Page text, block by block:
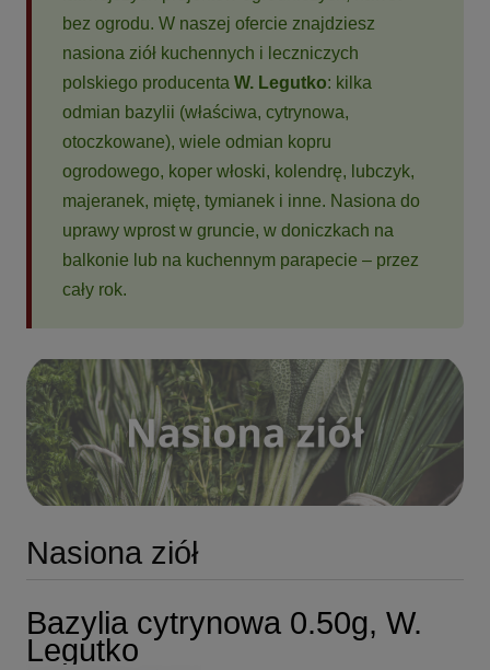
bez ogrodu. W naszej ofercie znajdziesz
nasiona ziół kuchennych i leczniczych
polskiego producenta W. Legutko: kilka
odmian bazylii (właściwa, cytrynowa,
otoczkowane), wiele odmian kopru
ogrodowego, koper włoski, kolendrę, lubczyk,
majeranek, miętę, tymianek i inne. Nasiona do
uprawy wprost w gruncie, w doniczkach na
balkonie lub na kuchennym parapecie – przez
cały rok.
Nasiona ziół
Bazylia cytrynowa 0.50g, W.
Legutko